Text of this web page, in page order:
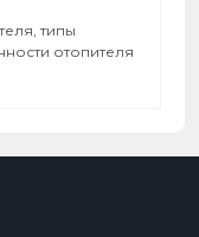
типы
отопителя